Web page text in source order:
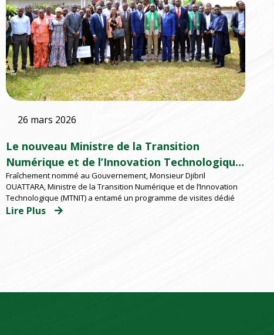
26 mars 2026
Le nouveau Ministre de la Transition
Numérique et de l’Innovation Technologique
à l’EMSP
Fraîchement nommé au Gouvernement, Monsieur Djibril
OUATTARA, Ministre de la Transition Numérique et de l’Innovation
Technologique (MTNIT) a entamé un programme de visites dédié
Lire Plus